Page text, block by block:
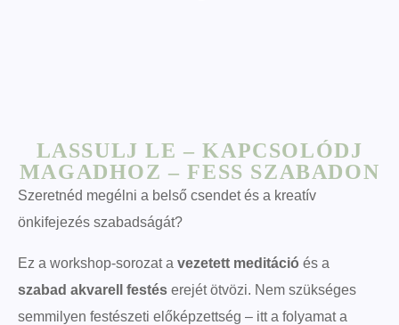
LASSULJ LE – KAPCSOLÓDJ
MAGADHOZ – FESS SZABADON
Szeretnéd megélni a belső csendet és a kreatív
önkifejezés szabadságát?
Ez a workshop-sorozat a vezetett meditáció és a
szabad akvarell festés erejét ötvözi. Nem szükséges
semmilyen festészeti előképzettség – itt a folyamat a